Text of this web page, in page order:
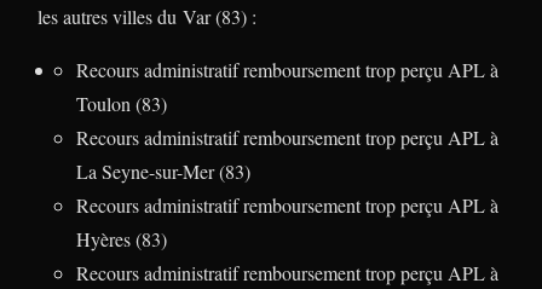
les autres villes du Var (83) :
Recours administratif remboursement trop perçu APL à
Toulon (83)
Recours administratif remboursement trop perçu APL à
La Seyne-sur-Mer (83)
Recours administratif remboursement trop perçu APL à
Hyères (83)
Recours administratif remboursement trop perçu APL à